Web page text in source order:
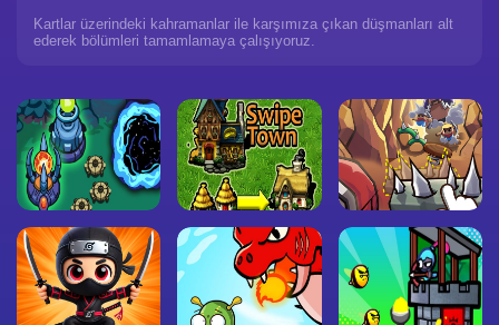
Kartlar üzerindeki kahramanlar ile karşımıza çıkan düşmanları alt
ederek bölümleri tamamlamaya çalışıyoruz.